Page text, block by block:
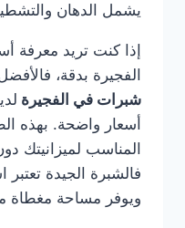
يشمل الدهان
إذا كنت تريد معرفة
الفجيرة بدقة،
شبرات في الفجيرة
أسعار واضحة. بهذه
المناسب لميزانيتك
فالشبرة الجيدة تعتبر
ويوفر مساحة مغطاة